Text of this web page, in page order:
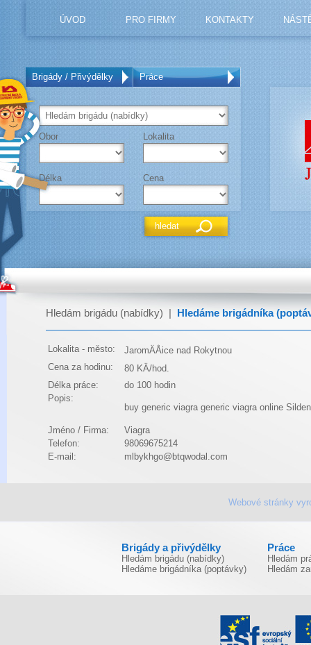
ÚVOD PRO FIRMY KONTAKTY
Brigády / Přivýdělky Práce
Obor Lokalita
Délka Cena
Hledám brigádu (nabídky) Hledáme brigádníka
Lokalita - město:
JaromÄÅice nad Rokytnou
Cena za hodinu:
80 KÄ/hod.
Délka práce:
do 100 hodin
Popis:
buy generic viagra generic viagra online
Jméno / Firma:
Viagra
Telefon:
98069675214
E-mail:
mlbykhgo@btqwodal.com
Webové stránky
Brigády a přivýdělky
Hledám brigádu (nabídky)
Hledáme brigádníka (poptávky)
Práce
Hledám
Hledám